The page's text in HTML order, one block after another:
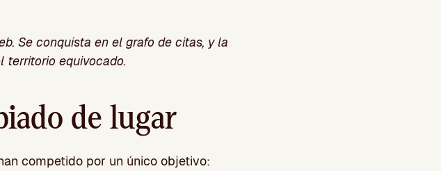
Se conquista en el grafo de citas, y la
territorio equivocado.
de lugar
competido por un único objetivo: